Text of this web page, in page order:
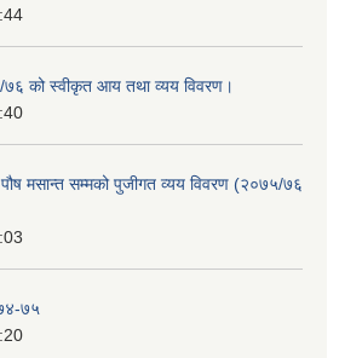
७६ को स्वीकृत आय तथा व्यय विवरण।
मसान्त सम्मको पुजीगत व्यय विवरण (२०७५/७६
७५